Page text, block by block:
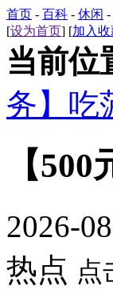
首页 - 百科 - 休闲 -
[设为首页] [加入
当前位
务】吃
【
2026-
热点 点